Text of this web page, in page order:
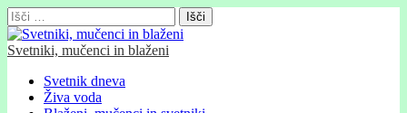
Išči:
Svetniki, mučenci in blaženi
Glavni
meni
Skip
Svetnik dneva
Živa voda